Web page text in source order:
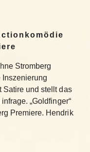
Stromberg
Inszenierung
Satire und stellt das
„Goldfinger“
Premiere. Hendrik